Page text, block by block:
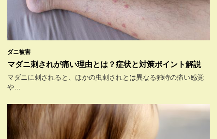
ダニ被害
マダニ刺されが痛い理由とは？症状と対策ポイント解説
マダニに刺されると、ほかの虫刺されとは異なる独特の痛い感覚
や…